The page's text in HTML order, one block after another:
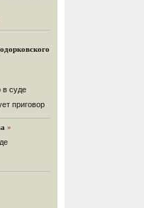
выйти из-
из фонда
в суде
приговор
»